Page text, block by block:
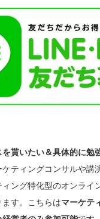
を貰いたい＆具体的に勉
ティングコンサルや講
ング特化型のオンライ
す。こちらはマーケテ